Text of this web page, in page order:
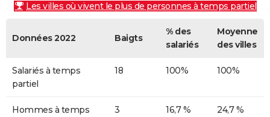
Les villes où vivent le plus de personnes à temps partiel
Données 2022 Baigts
% des
salariés
Moyenne
des villes
Salariés à temps
partiel
18 100% 100%
Hommes à temps
3 16,7 % 24,7 %